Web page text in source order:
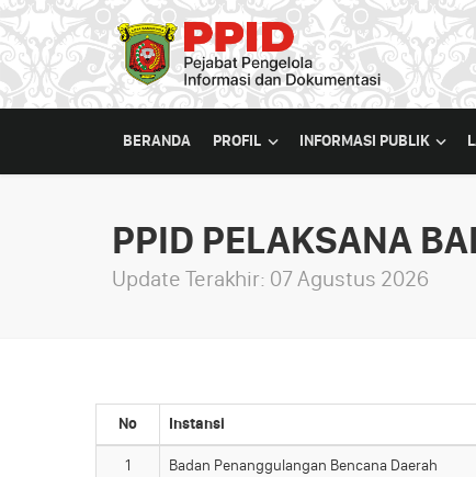
BERANDA PROFIL INFORMASI PUBLIK
PPID PELAKSANA
Update Terakhir: 07 Agustus 2026
No Instansi
1 Badan Penanggulangan Bencana Daerah